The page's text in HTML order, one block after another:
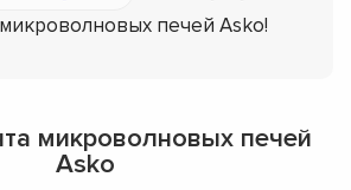
печей Asko!
микроволновых печей
Asko